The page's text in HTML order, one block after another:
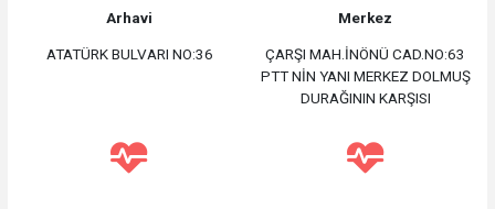
Arhavi
ATATÜRK BULVARI NO:36
Merkez
ÇARŞI MAH.İNÖNÜ CAD.NO:63
PTT NİN YANI MERKEZ DOLMUŞ
DURAĞININ KARŞISI